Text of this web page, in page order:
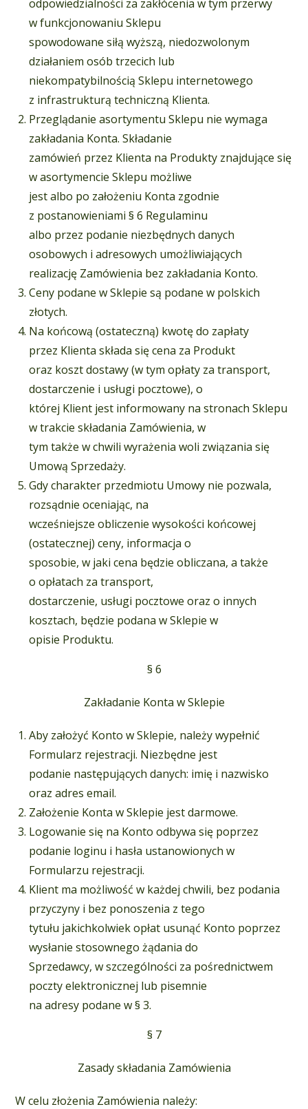
odpowiedzialności za zakłócenia w tym przerwy
w funkcjonowaniu Sklepu
spowodowane siłą wyższą, niedozwolonym
działaniem osób trzecich lub
niekompatybilnością Sklepu internetowego
z infrastrukturą techniczną Klienta.
Przeglądanie asortymentu Sklepu nie wymaga
zakładania Konta. Składanie
zamówień przez Klienta na Produkty znajdujące się
w asortymencie Sklepu możliwe
jest albo po założeniu Konta zgodnie
z postanowieniami § 6 Regulaminu
albo przez podanie niezbędnych danych
osobowych i adresowych umożliwiających
realizację Zamówienia bez zakładania Konto.
Ceny podane w Sklepie są podane w polskich
złotych.
Na końcową (ostateczną) kwotę do zapłaty
przez Klienta składa się cena za Produkt
oraz koszt dostawy (w tym opłaty za transport,
dostarczenie i usługi pocztowe), o
której Klient jest informowany na stronach Sklepu
w trakcie składania Zamówienia, w
tym także w chwili wyrażenia woli związania się
Umową Sprzedaży.
Gdy charakter przedmiotu Umowy nie pozwala,
rozsądnie oceniając, na
wcześniejsze obliczenie wysokości końcowej
(ostatecznej) ceny, informacja o
sposobie, w jaki cena będzie obliczana, a także
o opłatach za transport,
dostarczenie, usługi pocztowe oraz o innych
kosztach, będzie podana w Sklepie w
opisie Produktu.
§ 6
Zakładanie Konta w Sklepie
Aby założyć Konto w Sklepie, należy wypełnić
Formularz rejestracji. Niezbędne jest
podanie następujących danych: imię i nazwisko
oraz adres email.
Założenie Konta w Sklepie jest darmowe.
Logowanie się na Konto odbywa się poprzez
podanie loginu i hasła ustanowionych w
Formularzu rejestracji.
Klient ma możliwość w każdej chwili, bez podania
przyczyny i bez ponoszenia z tego
tytułu jakichkolwiek opłat usunąć Konto poprzez
wysłanie stosownego żądania do
Sprzedawcy, w szczególności za pośrednictwem
poczty elektronicznej lub pisemnie
na adresy podane w § 3.
§ 7
Zasady składania Zamówienia
W celu złożenia Zamówienia należy: